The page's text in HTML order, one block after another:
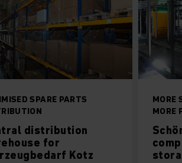
SPARE PARTS
distribution
for
Kotz
MORE
MORE